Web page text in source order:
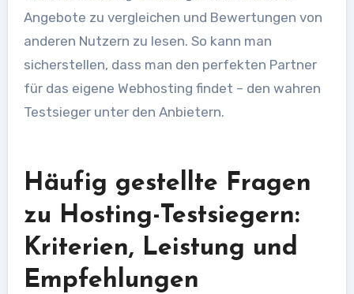
Angebote zu vergleichen und Bewertungen von
anderen Nutzern zu lesen. So kann man
sicherstellen, dass man den perfekten Partner
für das eigene Webhosting findet – den wahren
Testsieger unter den Anbietern.
Häufig gestellte Fragen
zu Hosting-Testsiegern:
Kriterien, Leistung und
Empfehlungen